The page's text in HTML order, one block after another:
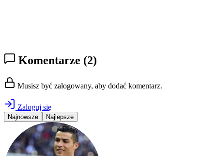
Komentarze (2)
Musisz być zalogowany, aby dodać komentarz.
Zaloguj się
Najnowsze Najlepsze